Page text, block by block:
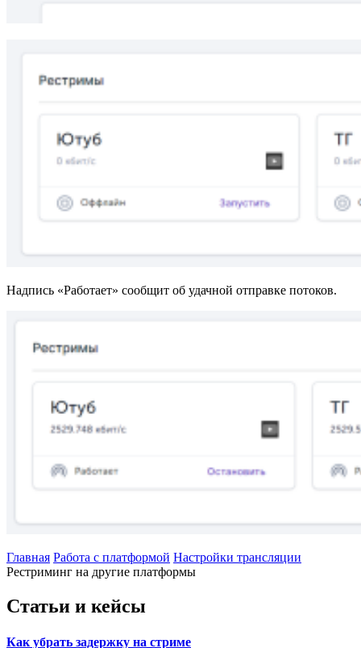
Надпись «Работает» сообщит об удачной отправке потоков.
Главная Работа с платформой Настройки трансляции
Рестриминг на другие платформы
Статьи и кейсы
Как убрать задержку на стриме